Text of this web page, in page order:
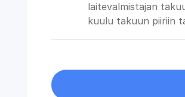
laitevalmistajan
kuulu takuun piiriin